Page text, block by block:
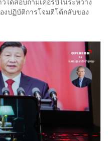
งปฏิบัติการโจมตีโต้กลับของ